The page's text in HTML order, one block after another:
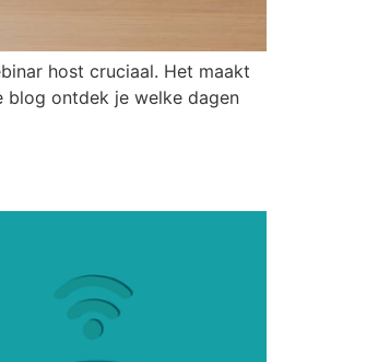
host cruciaal. Het maakt
blog ontdek je welke dagen